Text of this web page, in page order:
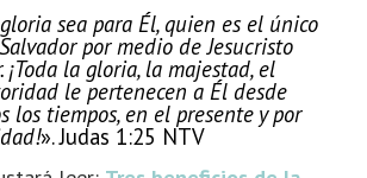
sea para Él, quien es el único
por medio de Jesucristo
¡Toda la gloria, la majestad, el
le pertenecen a Él desde
los tiempos, en el presente y por
». Judas 1:25 NTV